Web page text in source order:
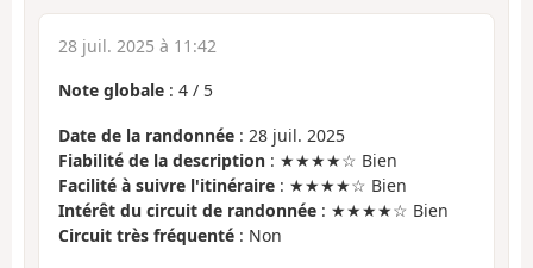
28 juil. 2025 à 11:42
Note globale : 4 / 5
Date de la randonnée : 28 juil. 2025
Fiabilité de la description : ★★★★☆ Bien
Facilité à suivre l'itinéraire : ★★★★☆ Bien
Intérêt du circuit de randonnée : ★★★★☆ Bien
Circuit très fréquenté : Non